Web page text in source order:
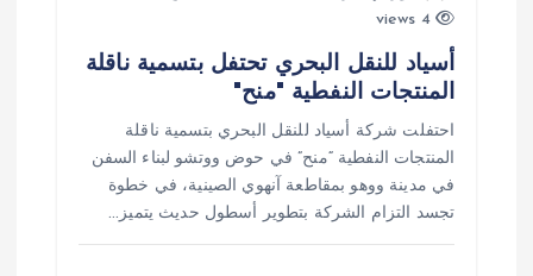
4 views
أسياد للنقل البحري تحتفل بتسمية ناقلة
المنتجات النفطية "منح"
احتفلت شركة أسياد للنقل البحري بتسمية ناقلة
المنتجات النفطية “منح” في حوض ووتشو لبناء السفن
في مدينة ووهو بمقاطعة آنهوي الصينية، في خطوة
تجسد التزام الشركة بتطوير أسطول حديث يتميز…